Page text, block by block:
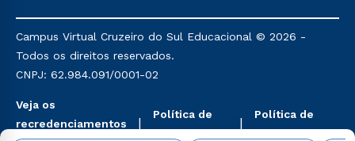
mencionadas são referentes aos cursos: Ensino
Religioso, Geografia para a Docência e Metodologia
do Ensino de História: Questões Atuais.
Campus Virtual Cruzeiro do Sul Educacional © 2026 -
Todos os direitos reservados.
CNPJ: 62.984.091/0001-02
Veja os
recredenciamentos
Política de
Privacidade
Política de
Cookies